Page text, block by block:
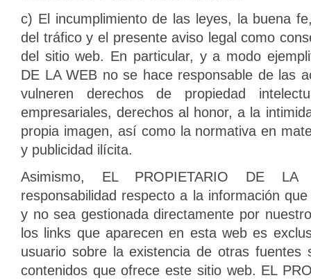
c) El incumplimiento de las leyes, la buena
del tráfico y el presente aviso legal como
del sitio web. En particular, y a modo
DE LA WEB no se hace responsable de las
vulneren derechos de propiedad
empresariales, derechos al honor, a la
propia imagen, así como la normativa en
y publicidad ilícita.
Asimismo, EL PROPIETARIO DE LA
responsabilidad respecto a la información
y no sea gestionada directamente por
los links que aparecen en esta web es
usuario sobre la existencia de otras fuentes
contenidos que ofrece este sitio web. EL